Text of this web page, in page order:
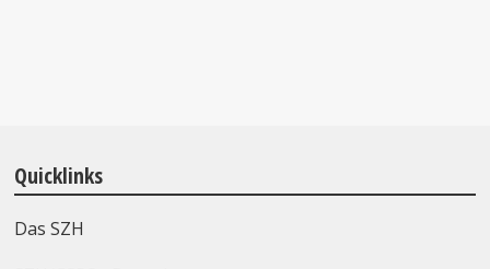
Quicklinks
Das SZH